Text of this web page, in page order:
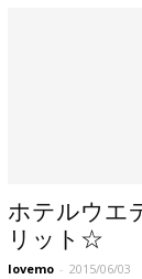
ホテルウエ
リット☆
lovemo - 2015/06/03